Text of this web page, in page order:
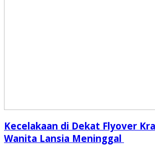
Kecelakaan di Dekat Flyover
Wanita Lansia Meninggal